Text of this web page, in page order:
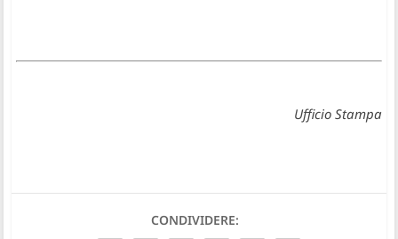
Ufficio Stampa
CONDIVIDERE: